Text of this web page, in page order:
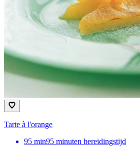
Tarte à l'orange
95 min95 minuten bereidingstijd